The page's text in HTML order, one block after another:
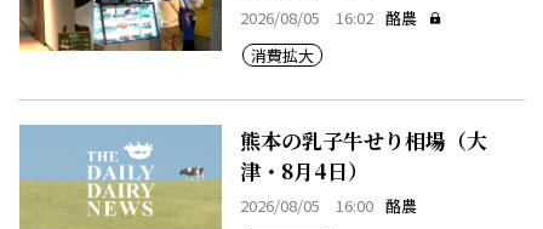
2026/08/05 16:02 酪農
消費拡大
熊本の乳子牛せり相場（大
津・8月4日）
2026/08/05 16:00 酪農